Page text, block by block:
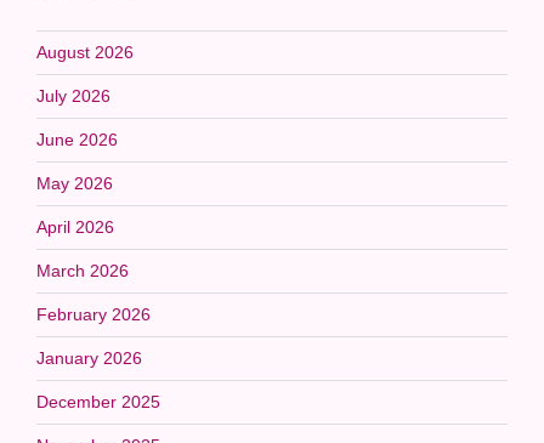
August 2026
July 2026
June 2026
May 2026
April 2026
March 2026
February 2026
January 2026
December 2025